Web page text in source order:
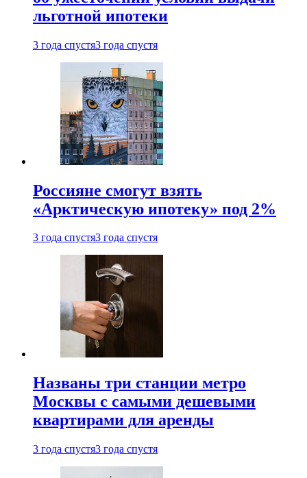
льготной ипотеки
3 года спустя3 года спустя
Россияне смогут взять
«Арктическую ипотеку» под 2%
3 года спустя3 года спустя
Названы три станции метро
Москвы с самыми дешевыми
квартирами для аренды
3 года спустя3 года спустя